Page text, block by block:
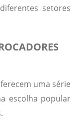
setores
uma série
escolha popular